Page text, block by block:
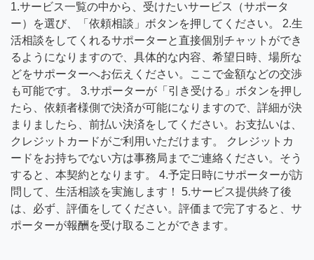
1.サービス一覧の中から、受けたいサービス（サポータ
ー）を選び、「依頼相談」ボタンを押してください。 2.生
活相談をしてくれるサポーターと直接個別チャットができ
るようになりますので、具体的な内容、希望日時、場所な
どをサポーターへお伝えください。ここで金額などの交渉
も可能です。 3.サポーターが「引き受ける」ボタンを押し
たら、依頼者様側で決済が可能になりますので、詳細が決
まりましたら、前払い決済をしてください。お支払いは、
クレジットカードがご利用いただけます。 クレジットカ
ードをお持ちでない方は事務局までご連絡ください。そう
すると、本契約となります。 4.予定日時にサポーターが訪
問して、生活相談を実施します！ 5.サービス提供終了後
は、必ず、評価をしてください。評価まで完了すると、サ
ポーターが報酬を受け取ることができます。